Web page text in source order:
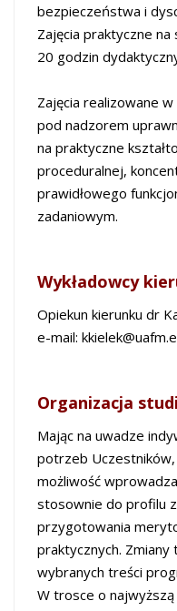
bezpieczeństwa i
Zajęcia praktyczne na
20 godzin
Zajęcia realizowane
pod nadzorem
na praktyczne
proceduralnej,
prawidłowego
zadaniowym.
Wykładowcy
Opiekun kierunku dr
e-mail:
Organizacja
Mając na uwadze
potrzeb
możliwość
stosownie do profilu
przygotowania
praktycznych.
wybranych treści
W trosce o najwyższą